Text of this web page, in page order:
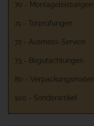
70 - Montageleistungen
71 - Torprüfungen
72 - Ausmess-Service
73 - Begutachtungen
80 -
100 - Sonderartikel